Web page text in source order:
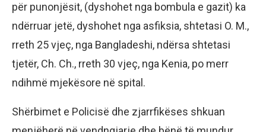
për punonjësit, (dyshohet nga bombula e gazit) ka
ndërruar jetë, dyshohet nga asfiksia, shtetasi O. M.,
rreth 25 vjeç, nga Bangladeshi, ndërsa shtetasi
tjetër, Ch. Ch., rreth 30 vjeç, nga Kenia, po merr
ndihmë mjekësore në spital.
Shërbimet e Policisë dhe zjarrfikëses shkuan